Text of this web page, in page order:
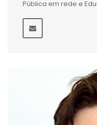
Pública em rede e